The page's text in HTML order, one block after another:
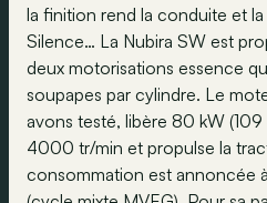
la finition rend la conduite et
Silence… La Nubira SW est
deux motorisations essence
soupapes par cylindre. Le
avons testé, libère 80 kW
4000 tr/min et propulse la
consommation est annoncée